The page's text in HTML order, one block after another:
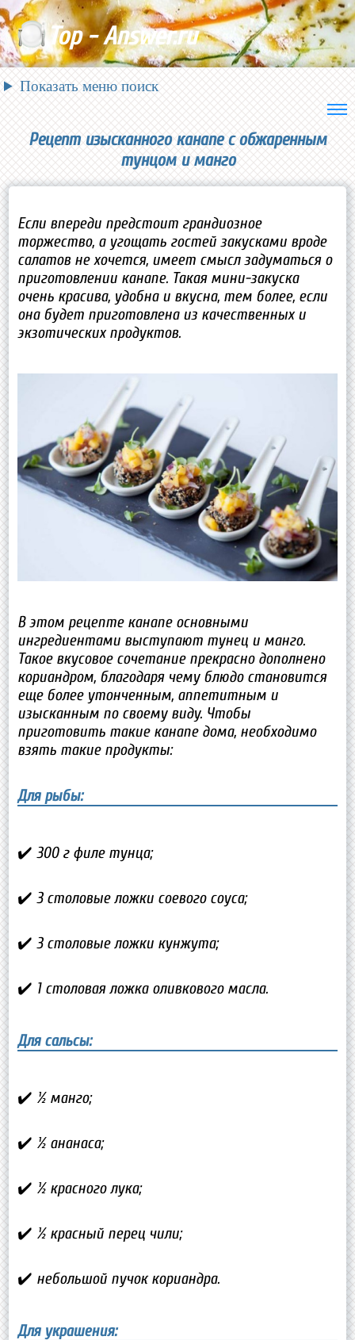
Top - Answer.ru
Показать меню поиск
Рецепт изысканного канапе с обжаренным
тунцом и манго
Если впереди предстоит грандиозное
торжество, а угощать гостей закусками вроде
салатов не хочется, имеет смысл задуматься о
приготовлении канапе. Такая мини-закуска
очень красива, удобна и вкусна, тем более, если
она будет приготовлена из качественных и
экзотических продуктов.
В этом рецепте канапе основными
ингредиентами выступают тунец и манго.
Такое вкусовое сочетание прекрасно дополнено
кориандром, благодаря чему блюдо становится
еще более утонченным, аппетитным и
изысканным по своему виду. Чтобы
приготовить такие канапе дома, необходимо
взять такие продукты:
Для рыбы:
✔️ 300 г филе тунца;
✔️ 3 столовые ложки соевого соуса;
✔️ 3 столовые ложки кунжута;
✔️ 1 столовая ложка оливкового масла.
Для сальсы:
✔️ ½ манго;
✔️ ½ ананаса;
✔️ ½ красного лука;
✔️ ½ красный перец чили;
✔️ небольшой пучок кориандра.
Для украшения: